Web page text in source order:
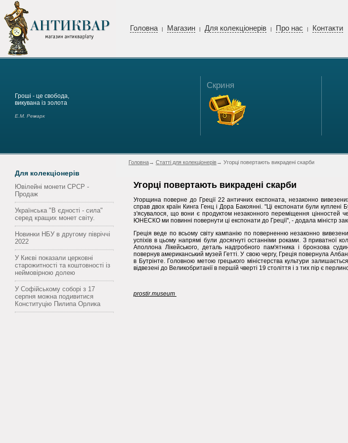
Головна | Магазин | Для колекціонерів | Про нас | Контакти
Гроші - це свобода,
викувана із золота
Е.М. Ремарк
Скриня
Для колекціонерів
Ювілейні монети СРСР -
Продаж
Українська "В єдності - сила"
серед кращих монет світу.
Новинки НБУ в другому півріччі
2022
У Києві показали церковні
старожитності та коштовності із
неймовірною долею
У Софійському соборі з 17
серпня можна подивитися
Конституцію Пилипа Орлика
Головна→ Статті для колекціонерів→ Угорці повертають викрадені скарби
Угорці повертають викрадені скарби
Угорщина поверне до Греції 22 античних експоната, незаконно
справ двох країн Кинга Генц і Дора Бакоянні. "Ці експонати були куплені
з'ясувалося, що вони є продуктом незаконного переміщення цінностей
ЮНЕСКО ми повинні повернути ці експонати до Греції", - додала міністр
Греція веде по всьому світу кампанію по поверненню незаконно
успіхів в цьому напрямі були досягнуті останніми роками. З приватної
Аполлона Лікейського, деталь надгробного пам'ятника і бронзова
повернув американський музей Гетті. У свою чергу, Греція повернула
в Бутрінте. Головною метою грецького міністерства культури
відвезені до Великобританії в першій чверті 19 століття і з тих пір є
prostir.museum